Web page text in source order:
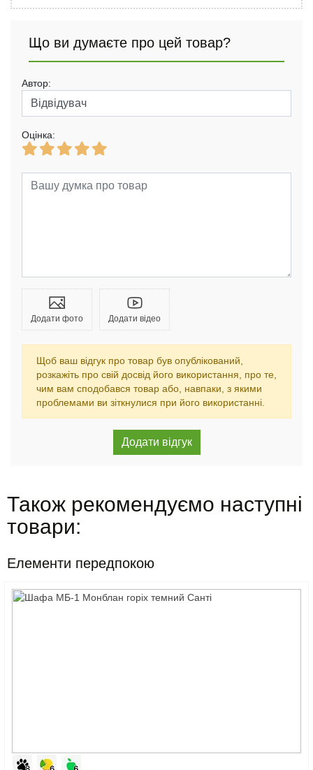
Що ви думаєте про цей товар?
Автор:
Оцінка:
Додати фото Додати відео
Щоб ваш відгук про товар був опублікований,
розкажіть про свій досвід його використання, про те,
чим вам сподобався товар або, навпаки, з якими
проблемами ви зіткнулися при його використанні.
Також рекомендуємо наступні
товари:
Елементи передпокою